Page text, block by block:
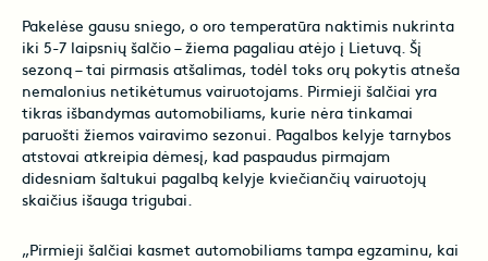
Pakelėse gausu sniego, o oro temperatūra naktimis nukrinta
iki 5-7 laipsnių šalčio – žiema pagaliau atėjo į Lietuvą. Šį
sezoną – tai pirmasis atšalimas, todėl toks orų pokytis atneša
nemalonius netikėtumus vairuotojams. Pirmieji šalčiai yra
tikras išbandymas automobiliams, kurie nėra tinkamai
paruošti žiemos vairavimo sezonui. Pagalbos kelyje tarnybos
atstovai atkreipia dėmesį, kad paspaudus pirmajam
didesniam šaltukui pagalbą kelyje kviečiančių vairuotojų
skaičius išauga trigubai.
„Pirmieji šalčiai kasmet automobiliams tampa egzaminu, kai